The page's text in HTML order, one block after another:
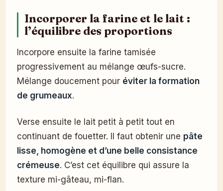
Incorporer la farine et le lait :
l’équilibre des proportions
Incorpore ensuite la farine tamisée
progressivement au mélange œufs-sucre.
Mélange doucement pour éviter la formation
de grumeaux.
Verse ensuite le lait petit à petit tout en
continuant de fouetter. Il faut obtenir une pâte
lisse, homogène et d’une belle consistance
crémeuse. C’est cet équilibre qui assure la
texture mi-gâteau, mi-flan.